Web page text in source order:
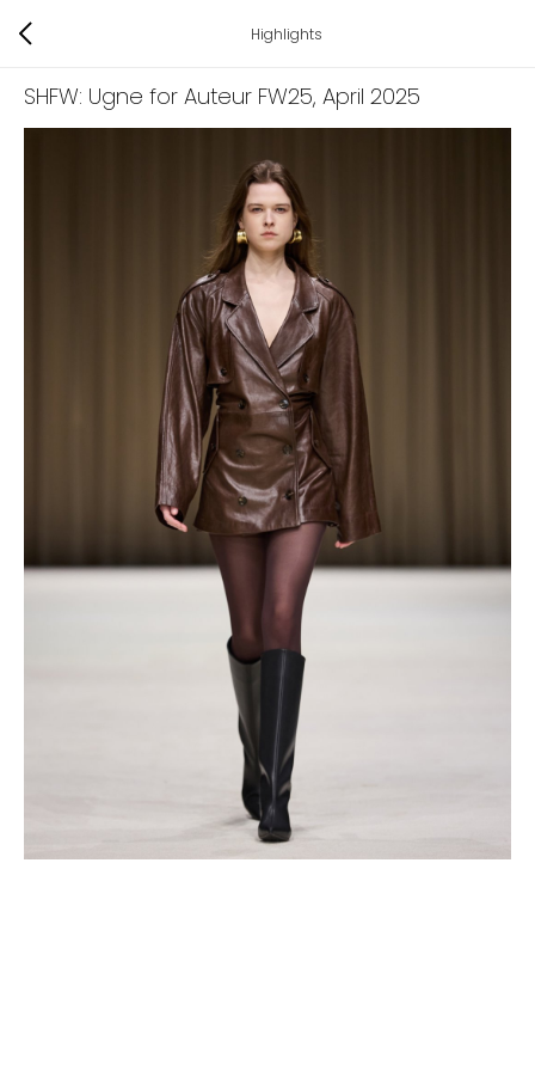
Highlights
SHFW: Ugne for Auteur FW25, April 2025